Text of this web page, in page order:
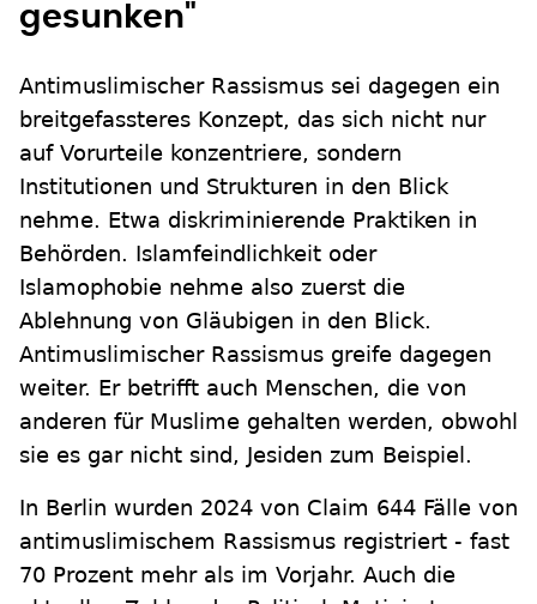
gesunken"
Antimuslimischer Rassismus sei dagegen ein
breitgefassteres Konzept, das sich nicht nur
auf Vorurteile konzentriere, sondern
Institutionen und Strukturen in den Blick
nehme. Etwa diskriminierende Praktiken in
Behörden. Islamfeindlichkeit oder
Islamophobie nehme also zuerst die
Ablehnung von Gläubigen in den Blick.
Antimuslimischer Rassismus greife dagegen
weiter. Er betrifft auch Menschen, die von
anderen für Muslime gehalten werden, obwohl
sie es gar nicht sind, Jesiden zum Beispiel.
In Berlin wurden 2024 von Claim 644 Fälle von
antimuslimischem Rassismus registriert - fast
70 Prozent mehr als im Vorjahr. Auch die